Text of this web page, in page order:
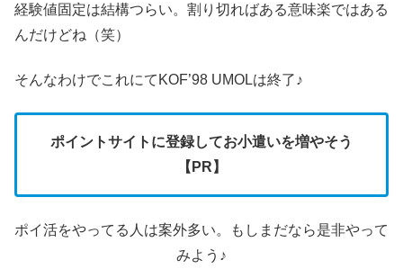
経験値固定は結構つらい。割り切ればある意味楽ではある
んだけどね（笑）
そんなわけでこれにてKOF’98 UMOLは終了♪
ポイントサイトに登録してお小遣いを増やそう
【PR】
ポイ活をやってる人は案外多い。もしまだなら是非やって
みよう♪